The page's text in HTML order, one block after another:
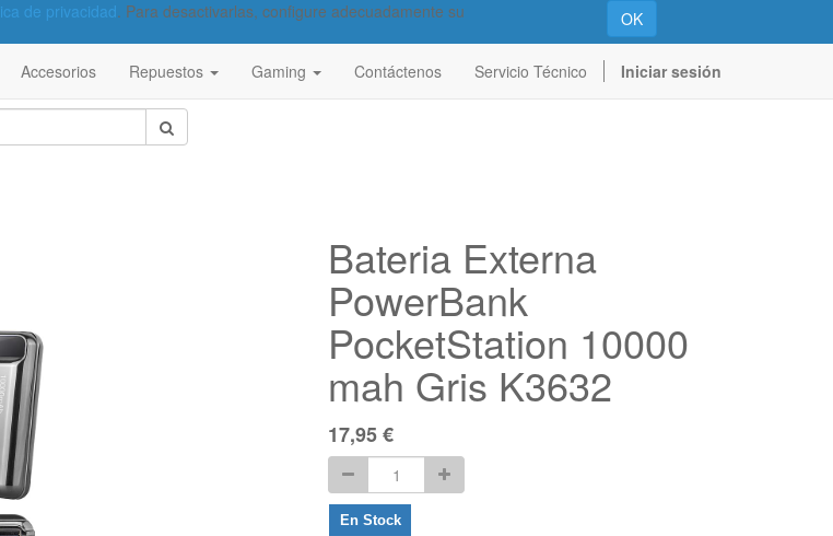
de privacidad. Para desactivarlas, configure adecuadamente su
OK
Accesorios Repuestos Gaming Contáctenos Servicio Técnico Iniciar sesión
Bateria Externa
PowerBank
PocketStation 10000
mah Gris K3632
17,95€
En Stock